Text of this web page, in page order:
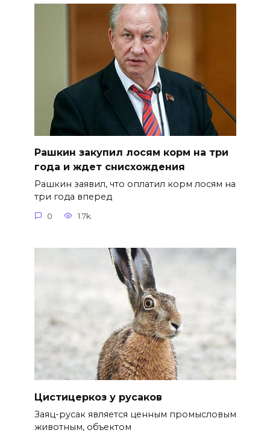
Рашкин закупил лосям корм на три
года и ждет снисхождения
Рашкин заявил, что оплатил корм лосям на
три года вперед
0 1.7k.
Цистицеркоз у русаков
Заяц-русак является ценным промысловым
животным, объектом